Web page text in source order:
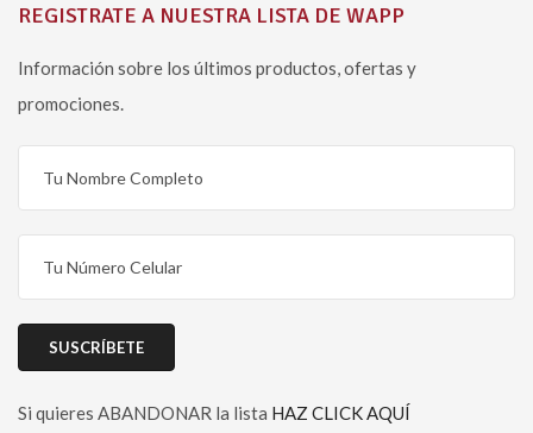
REGISTRATE A NUESTRA LISTA DE WAPP
Información sobre los últimos productos, ofertas y
promociones.
Si quieres ABANDONAR la lista HAZ CLICK AQUÍ